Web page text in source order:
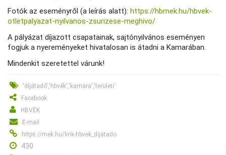
Fotók az eseményről (a leírás alatt):https://hbmek.hu/hbvek-
otletpalyazat-nyilvanos-zsurizese-meghivo/
A pályázat díjazott csapatainak, sajtónyilvános eseményen
fogjuk a nyereményeket hivatalosan is átadni a Kamarában.
Mindenkit szeretettel várunk!
'díjátadó','hbvék','kamara','területi'
Facebook
HBVÉK
E-mail
https://mek.hu/link-hbvek_dijatado
430